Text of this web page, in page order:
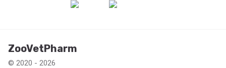
ZooVetPharm
© 2020 - 2026